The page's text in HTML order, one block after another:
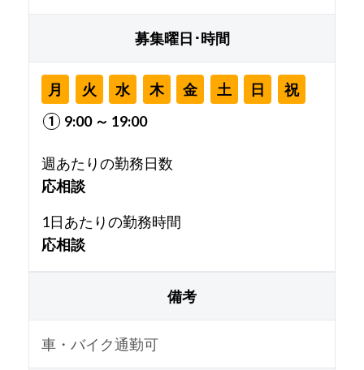
募集曜日･時間
月 火 水 木 金 土 日
祝
9:00 ～ 19:00
週あたりの勤務日数
応相談
1日あたりの勤務時間
応相談
備考
車・バイク通勤可